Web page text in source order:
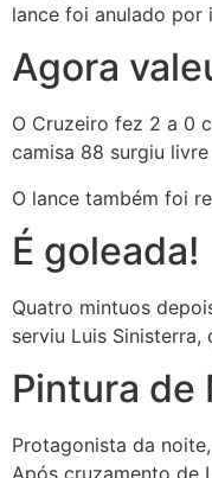
lance foi anulado por
Agora
O Cruzeiro fez 2 a 0
camisa 88 surgiu
O lance também foi
É goleada!
Quatro mintuos
serviu Luis
Pintura de
Protagonista da